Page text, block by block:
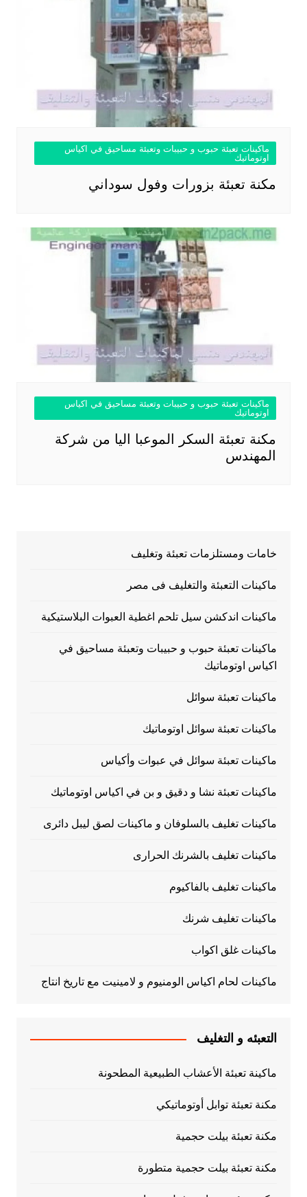
ماكينات تعبئة حبوب و حبيبات وتعبئة مساحيق في اكياس
اوتوماتيك
مكنة تعبئة بزورات وفول سوداني
ماكينات تعبئة حبوب و حبيبات وتعبئة مساحيق في اكياس
اوتوماتيك
مكنة تعبئة السكر الموعبا اليا من شركة
المهندس
خامات ومستلزمات تعبئة وتغليف
ماكينات التعبئة والتغليف فى مصر
ماكينات اندكشن سيل تلحم اغطية العبوات البلاستيكية
ماكينات تعبئة حبوب و حبيبات وتعبئة مساحيق في
اكياس اوتوماتيك
ماكينات تعبئة سوائل
ماكينات تعبئة سوائل اوتوماتيك
ماكينات تعبئة سوائل في عبوات وأكياس
ماكينات تعبئة نشا و دقيق و بن في اكياس اوتوماتيك
ماكينات تغليف بالسلوفان و ماكينات لصق ليبل دائرى
ماكينات تغليف بالشرنك الحرارى
ماكينات تغليف بالفاكيوم
ماكينات تغليف شرنك
ماكينات غلق اكواب
ماكينات لحام اكياس الومنيوم و لامينيت مع تاريخ انتاج
التعبئه و التغليف
ماكينة تعبئة الأعشاب الطبيعية المطحونة
مكنة تعبئة توابل أوتوماتيكي
مكنة تعبئة بيلت حجمية
مكنة تعبئة بيلت حجمية متطورة